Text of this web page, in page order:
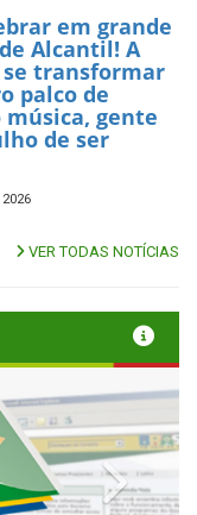
em grande
Alcantil! A
se transformar
palco de
gente
de ser
VER TODAS NOTÍCIAS
Next